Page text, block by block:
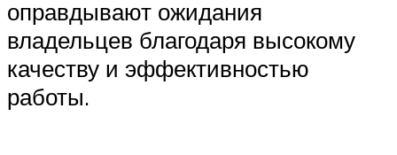
оправдывают ожидания
владельцев благодаря высокому
качеству и эффективностью
работы.